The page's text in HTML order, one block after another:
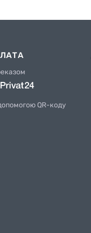
QR-коду